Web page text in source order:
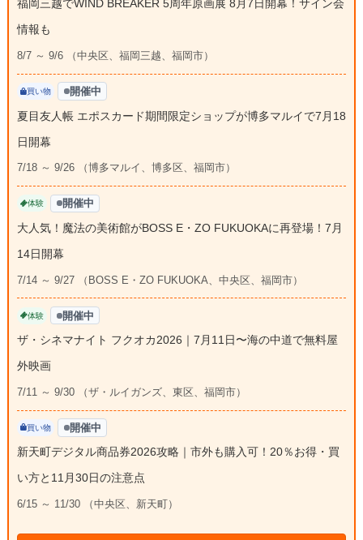
福岡三越でWIND BREAKER 5周年原画展 8月7日開幕！サイン会
情報も
8/7 ～ 9/6 （中央区、福岡三越、福岡市）
買い物 開催中
夏目友人帳 エポスカード期間限定ショップが博多マルイで7月18
日開幕
7/18 ～ 9/26 （博多マルイ、博多区、福岡市）
体験 開催中
大人気！魔法の美術館がBOSS E・ZO FUKUOKAに再登場！7月
14日開幕
7/14 ～ 9/27 （BOSS E・ZO FUKUOKA、中央区、福岡市）
体験 開催中
ザ・シネマナイト フクオカ2026｜7月11日〜海の中道で無料屋
外映画
7/11 ～ 9/30 （ザ・ルイガンズ、東区、福岡市）
買い物 開催中
新天町デジタル商品券2026攻略｜市外も購入可！20％お得・買
い方と11月30日の注意点
6/15 ～ 11/30 （中央区、新天町）